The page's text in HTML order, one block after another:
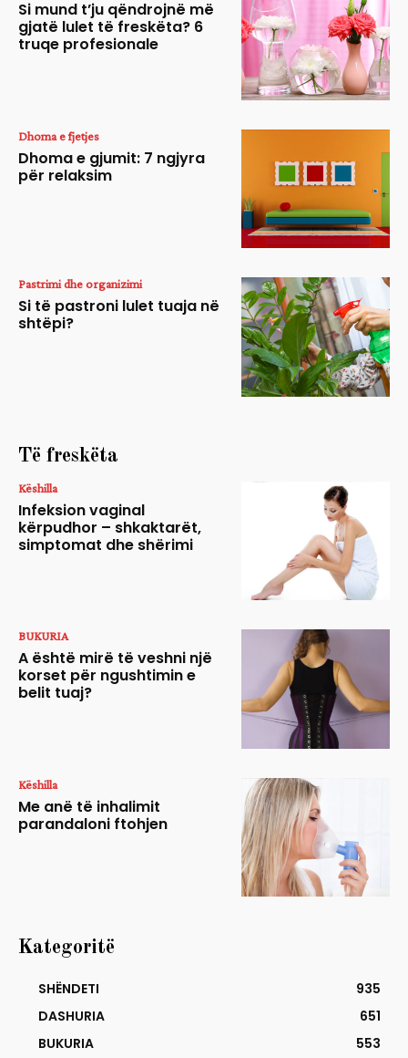
Si mund t’ju qëndrojnë më
gjatë lulet të freskëta? 6
truqe profesionale
Dhoma e fjetjes
Dhoma e gjumit: 7 ngjyra
për relaksim
Pastrimi dhe organizimi
Si të pastroni lulet tuaja në
shtëpi?
Të freskëta
Këshilla
Infeksion vaginal
kërpudhor – shkaktarët,
simptomat dhe shërimi
BUKURIA
A është mirë të veshni një
korset për ngushtimin e
belit tuaj?
Këshilla
Me anë të inhalimit
parandaloni ftohjen
Kategoritë
SHËNDETI
935
DASHURIA
651
BUKURIA
553